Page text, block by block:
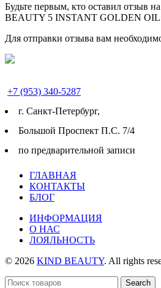
Будьте первым, кто оставил отзыв
BEAUTY 5 INSTANT GOLDEN
Для отправки отзыва вам
+7 (953) 340-5287
г. Cанкт-Петербург,
Большой Проспект П.С. 7/4
по предварительной записи
ГЛАВНАЯ
КОНТАКТЫ
БЛОГ
ИНФОРМАЦИЯ
О НАС
ЛОЯЛЬНОСТЬ
© 2026 KIND BEAUTY. All rights
Search